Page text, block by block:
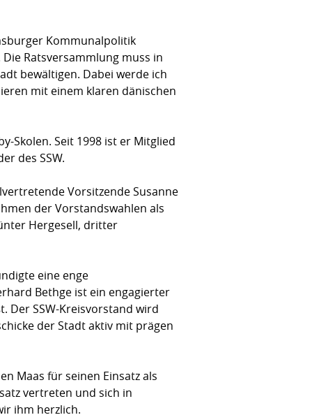
Kommunalpolitik
Ratsversammlung muss in
bewältigen. Dabei werde ich
mit einem klaren dänischen
Skolen. Seit 1998 ist er Mitglied
des SSW.
Vorsitzende Susanne
der Vorstandswahlen als
Hergesell, dritter
eine enge
Bethge ist ein engagierter
Der SSW-Kreisvorstand wird
der Stadt aktiv mit prägen
Maas für seinen Einsatz als
vertreten und sich in
ihm herzlich.